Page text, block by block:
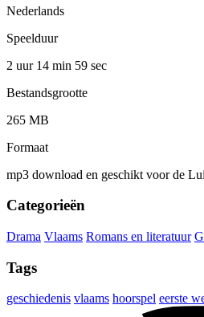
Nederlands
Speelduur
2 uur 14 min 59 sec
Bestandsgrootte
265 MB
Formaat
mp3 download en geschikt voor de
Categorieën
Drama Vlaams Romans en literatuur
Tags
geschiedenis vlaams hoorspel eerste